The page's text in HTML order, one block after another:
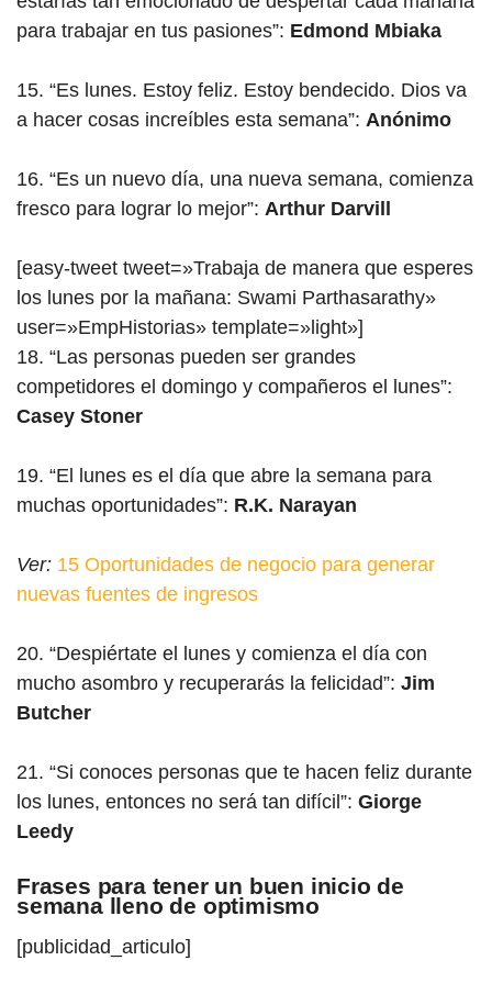
para trabajar en tus pasiones”: Edmond Mbiaka
15. “Es lunes. Estoy feliz. Estoy bendecido. Dios va
a hacer cosas increíbles esta semana”: Anónimo
16. “Es un nuevo día, una nueva semana, comienza
fresco para lograr lo mejor”: Arthur Darvill
[easy-tweet tweet=»Trabaja de manera que esperes
los lunes por la mañana: Swami Parthasarathy»
user=»EmpHistorias» template=»light»]
18. “Las personas pueden ser grandes
competidores el domingo y compañeros el lunes”:
Casey Stoner
19. “El lunes es el día que abre la semana para
muchas oportunidades”: R.K. Narayan
Ver: 15 Oportunidades de negocio para generar
nuevas fuentes de ingresos
20. “Despiértate el lunes y comienza el día con
mucho asombro y recuperarás la felicidad”: Jim
Butcher
21. “Si conoces personas que te hacen feliz durante
los lunes, entonces no será tan difícil”: Giorge
Leedy
Frases para tener un buen inicio de
semana lleno de optimismo
[publicidad_articulo]